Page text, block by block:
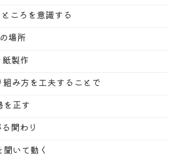
ころを意識する
場所
紙製作
組み方を工夫することで
を正す
関わり
聞いて動く